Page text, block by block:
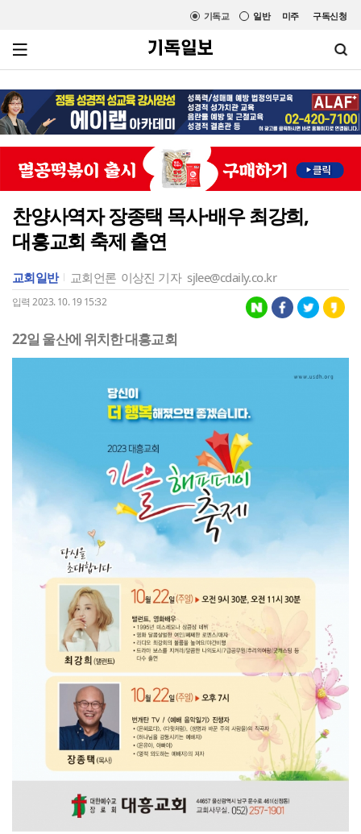
미주 구독신청
일반
기독교
찬양사역자 장종택 목사·배우 최강희,
대흥교회 축제 출연
교회일반 교회언론 이상진 기자 sjlee@cdaily.co.kr
입력 2023. 10. 19 15:32
22일 울산에 위치한 대흥교회